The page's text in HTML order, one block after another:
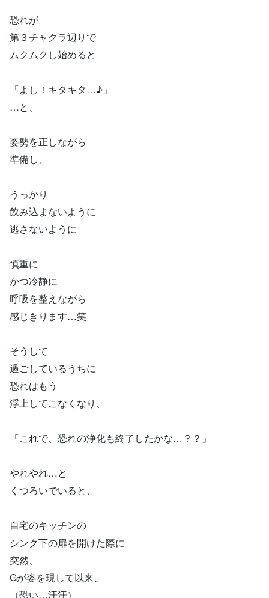
恐れが
第３チャクラ辺りで
ムクムクし始めると
「よし！キタキタ…♪」
…と、
姿勢を正しながら
準備し、
うっかり
飲み込まないように
逃さないように
慎重に
かつ冷静に
呼吸を整えながら
感じきります…笑
そうして
過ごしているうちに
恐れはもう
浮上してこなくなり、
「これで、恐れの浄化も終了したかな…？？」
やれやれ…と
くつろいでいると、
自宅のキッチンの
シンク下の扉を開けた際に
突然、
Gが姿を現して以来、
（恐い…汗汗）